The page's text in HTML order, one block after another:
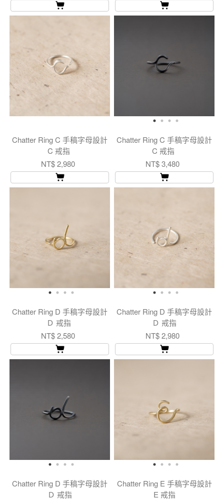
Chatter Ring C 手稿字母設計
C 戒指
NT$ 2,980
Chatter Ring C 手稿字母設計
C 戒指
NT$ 3,480
Chatter Ring D 手稿字母設計
Ｄ 戒指
NT$ 2,580
Chatter Ring D 手稿字母設計
Ｄ 戒指
NT$ 2,980
Chatter Ring D 手稿字母設計
Ｄ 戒指
Chatter Ring E 手稿字母設計
E 戒指